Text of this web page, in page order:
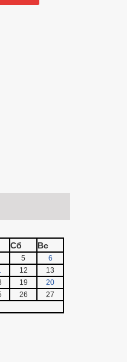
Сб Вс
5
6
12
13
19
20
26
27